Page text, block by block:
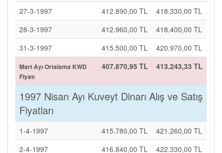
27-3-1997
412.890,00 TL
418.330,00 TL
28-3-1997
412.960,00 TL
418.400,00 TL
31-3-1997
415.500,00 TL 420.970,00 TL
Mart Ayı Ortalama KWD
Fiyatı
407.870,95 TL 413.243,33 TL
1997 Nisan Ayı Kuveyt Dinarı Alış ve Satış
Fiyatları
1-4-1997 415.780,00 TL
421.260,00 TL
2-4-1997
416.840,00 TL
422.330,00 TL